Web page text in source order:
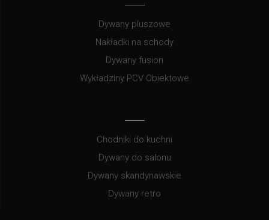
Dywany pluszowe
Nakładki na schody
Dywany fusion
Wykładziny PCV Obiektowe
Chodniki do kuchni
Dywany do salonu
Dywany skandynawskie
Dywany retro